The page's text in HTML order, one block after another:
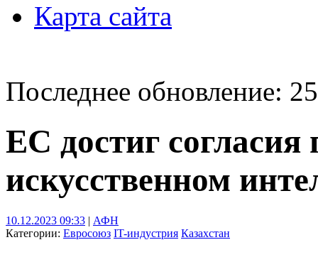
Карта сайта
Последнее обновление:
ЕС достиг согласия
искусственном
10.12.2023 09:33 | АФН
Категории: Евросоюз IT-индустрия Казахстан